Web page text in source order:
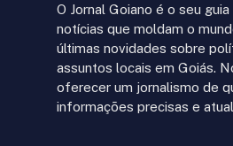
O Jornal Goiano é o seu
notícias que moldam o
últimas novidades sobre
assuntos locais em Goiás.
oferecer um jornalismo de
informações precisas e